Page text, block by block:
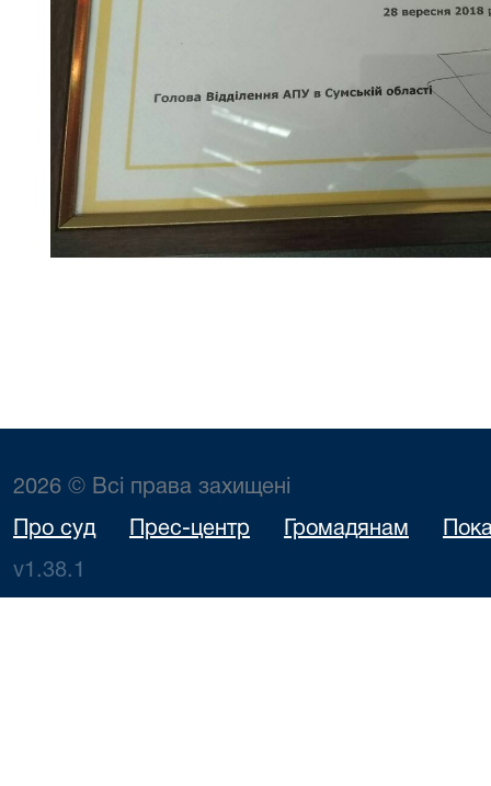
2026 © Всі права захищені
Про суд Прес-центр Громадянам
v1.38.1